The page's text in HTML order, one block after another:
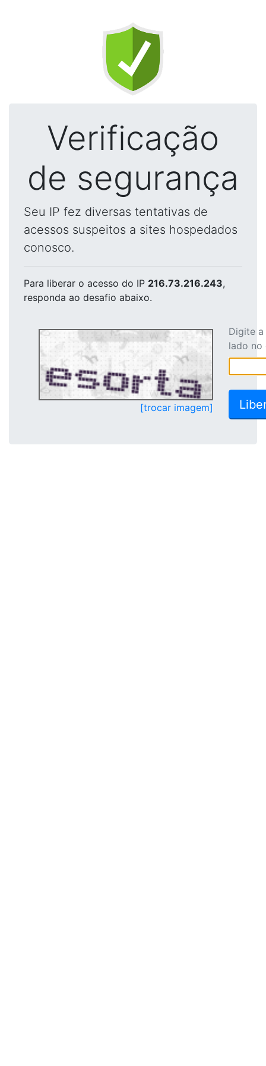
Verificação
de segurança
Seu IP fez diversas tentativas de
acessos suspeitos a sites hospedados
conosco.
Para liberar o acesso do IP 216.73.216.243,
responda ao desafio abaixo.
[trocar imagem]
Digite
lado no